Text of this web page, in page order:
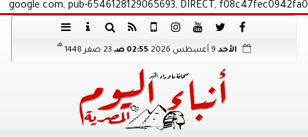
google.com, pub-6546128129065693, DIRECT, f08c47fec0942fa0
الأحد 02:55 صـ 23 صفر 1448
هـ